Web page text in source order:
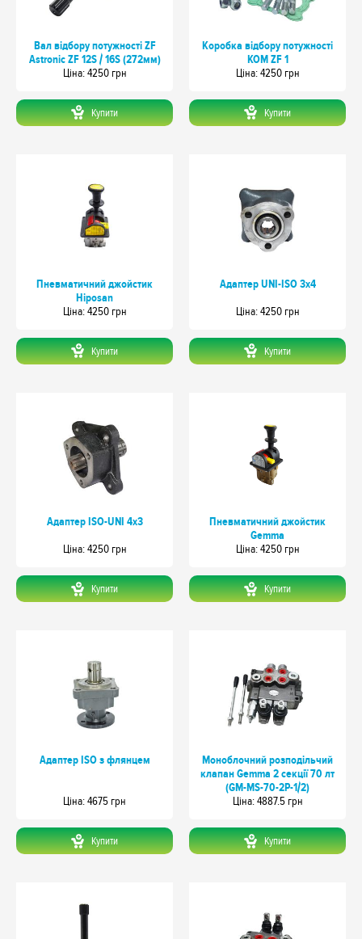
Вал відбору потужності ZF
Astronic ZF 12S / 16S (272мм)
Цiна: 4250 грн
Купити
Коробка відбору потужності
КОМ ZF 1
Цiна: 4250 грн
Купити
Пневматичний джойстик
Hiposan
Цiна: 4250 грн
Купити
Адаптер UNI-ISO 3х4
Цiна: 4250 грн
Купити
Адаптер ISO-UNI 4х3
Цiна: 4250 грн
Купити
Пневматичний джойстик
Gemma
Цiна: 4250 грн
Купити
Адаптер ISO з флянцем
Цiна: 4675 грн
Купити
Моноблочний розподільчий
клапан Gemma 2 секції 70 лт
(GM-MS-70-2P-1/2)
Цiна: 4887.5 грн
Купити